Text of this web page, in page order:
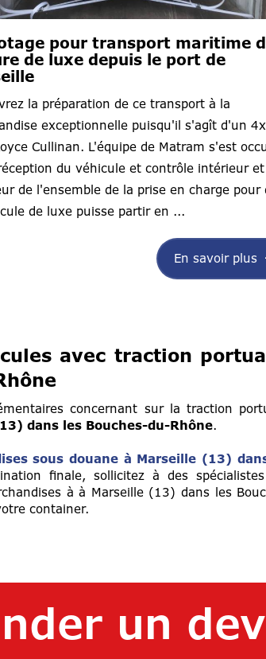
pour transport maritime
de luxe depuis le port de
la préparation de ce transport à la
exceptionnelle puisqu'il s'agît d'un
Cullinan. L'équipe de Matram s'est
du véhicule et contrôle intérieur et
de l'ensemble de la prise en charge pour
de luxe puisse partir en ...
En savoir plus
avec traction
concernant sur la traction
dans les Bouches-du-Rhône.
sous douane à Marseille (13)
finale, sollicitez à des
à à Marseille (13) dans les
container.
un